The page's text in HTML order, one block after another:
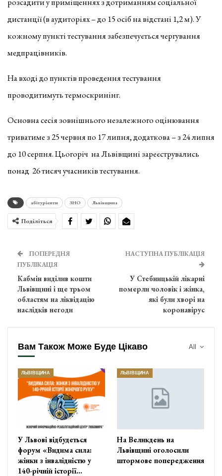
дистанції (в аудиторіях – до 15 осіб на відстані 1,2 м). У
кожному пункті тестування забезпечується чергування
медпрацівників.
На вході до пунктів проведення тестування
проводитимуть термоскринінг.
Основна сесія зовнішнього незалежного оцінювання
триватиме з 25 червня по 17 липня, додаткова – з 24 липня
до 10 серпня. Цьогоріч на Львівщині зареєструвались
понад 26 тисяч учасників тестування.
абітурієнти ЗНО Львівщина
Поділіться
ПОПЕРЕДНЯ
ПУБЛІКАЦІЯ
Кабмін виділив кошти
Львівщині і ще трьом
областям на ліквідацію
наслідків негоди
НАСТУПНА ПУБЛІКАЦІЯ
У Стебницькій лікарні
померли чоловік і жінка,
які були хворі на
коронавірус
All
Вам Також Може Буде Цікаво
ЛЬВІВЩИНА
У Львові відбудеться
форум «Видима сила:
жінки з інвалідністю у
140-річній історії…
ЛЬВІВЩИНА
На Великдень на
Львівщині оголосили
штормове попередження